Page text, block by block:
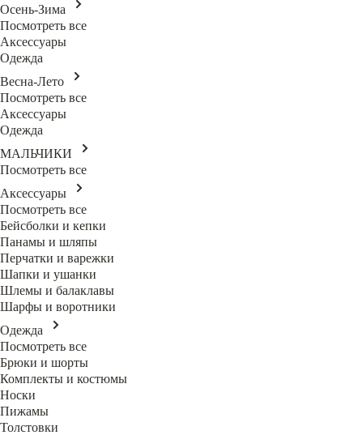
Осень-Зима
Посмотреть все
Аксессуары
Одежда
Весна-Лето
Посмотреть все
Аксессуары
Одежда
МАЛЬЧИКИ
Посмотреть все
Аксессуары
Посмотреть все
Бейсболки и кепки
Панамы и шляпы
Перчатки и варежки
Шапки и ушанки
Шлемы и балаклавы
Шарфы и воротники
Одежда
Посмотреть все
Брюки и шорты
Комплекты и костюмы
Носки
Пижамы
Толстовки